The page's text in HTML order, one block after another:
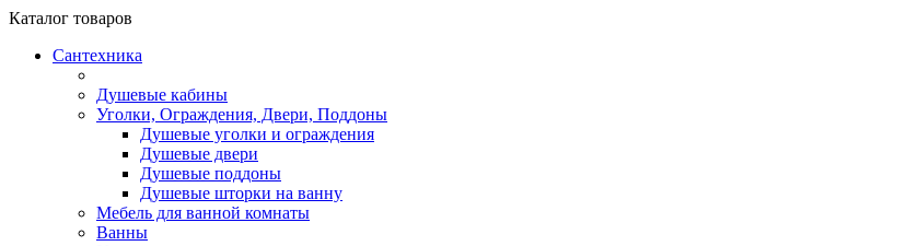
Каталог товаров
Сантехника
Душевые кабины
Уголки, Ограждения, Двери, Поддоны
Душевые уголки и ограждения
Душевые двери
Душевые поддоны
Душевые шторки на ванну
Мебель для ванной комнаты
Ванны